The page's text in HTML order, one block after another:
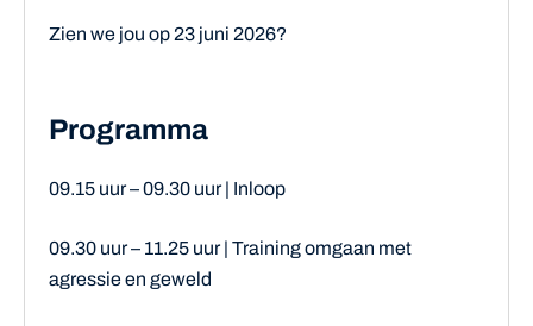
Zien we jou op 23 juni 2026?
Programma
09.15 uur – 09.30 uur | Inloop
09.30 uur – 11.25 uur | Training omgaan met
agressie en geweld